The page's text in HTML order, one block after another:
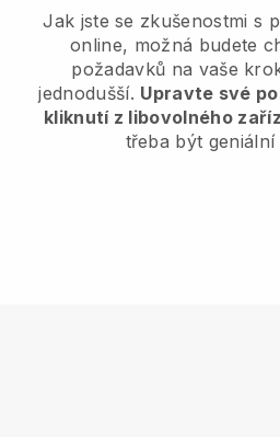
Jak jste se zkušenostmi s
online, možná budete
požadavků na vaše
jednodušší. Upravte své
kliknutí z libovolného
třeba být geniální